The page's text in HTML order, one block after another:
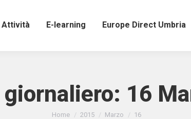
Attività E-learning Europe Direct Umbria
16
Tu sei qui:
Home 2015 Marzo 16